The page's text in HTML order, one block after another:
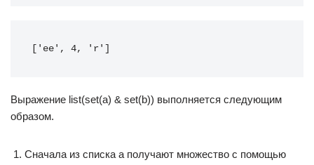
['ee', 4, 'r']
Выражение list(set(a) & set(b)) выполняется следующим
образом.
Сначала из списка a получают множество с помощью